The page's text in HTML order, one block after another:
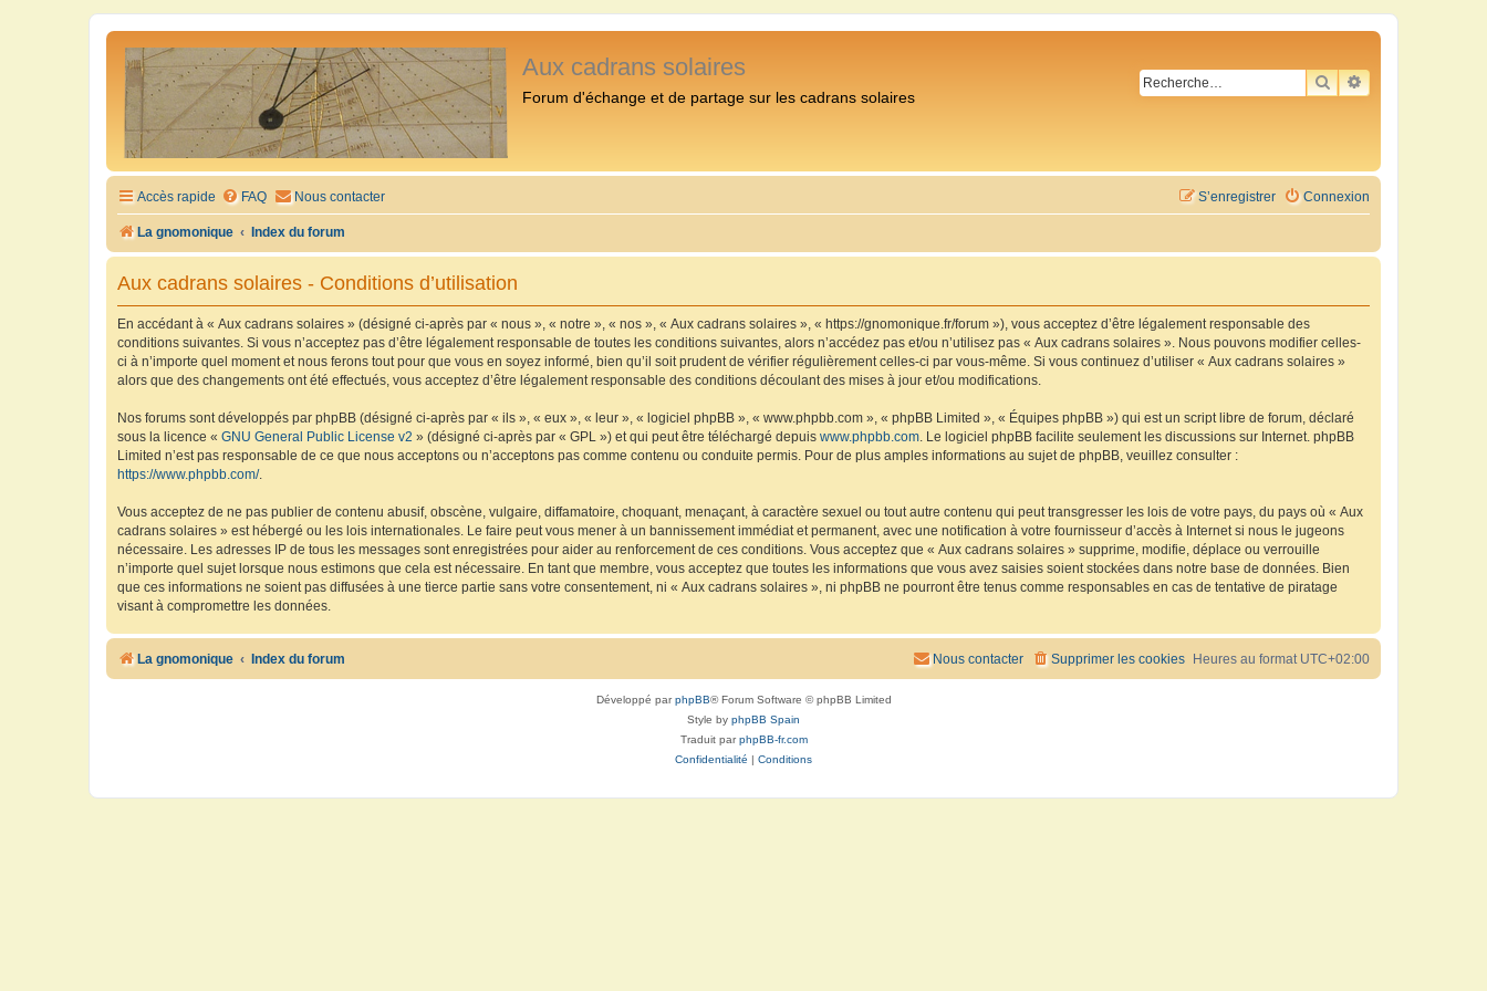
Aux cadrans solaires
Forum d'échange et de partage sur les cadrans solaires
RECHERCHER
RECHERCHE
Accès rapide FAQ Nous contacter Connexion
S’enregistrer
La gnomonique Index du forum
Aux cadrans solaires - Conditions d’utilisation
En accédant à « Aux cadrans solaires » (désigné ci-après par « nous », « notre », « nos », « Aux cadrans solaires », « https://gnomonique.fr/forum »), vous acceptez d’être légalement responsable des
conditions suivantes. Si vous n’acceptez pas d’être légalement responsable de toutes les conditions suivantes, alors n’accédez pas et/ou n’utilisez pas « Aux cadrans solaires ». Nous pouvons modifier celles-
ci à n’importe quel moment et nous ferons tout pour que vous en soyez informé, bien qu’il soit prudent de vérifier régulièrement celles-ci par vous-même. Si vous continuez d’utiliser « Aux cadrans solaires »
alors que des changements ont été effectués, vous acceptez d’être légalement responsable des conditions découlant des mises à jour et/ou modifications.
Nos forums sont développés par phpBB (désigné ci-après par « ils », « eux », « leur », « logiciel phpBB », « www.phpbb.com », « phpBB Limited », « Équipes phpBB ») qui est un script libre de forum, déclaré
sous la licence « GNU General Public License v2 » (désigné ci-après par « GPL ») et qui peut être téléchargé depuis www.phpbb.com. Le logiciel phpBB facilite seulement les discussions sur Internet. phpBB
Limited n’est pas responsable de ce que nous acceptons ou n’acceptons pas comme contenu ou conduite permis. Pour de plus amples informations au sujet de phpBB, veuillez consulter :
https://www.phpbb.com/.
Vous acceptez de ne pas publier de contenu abusif, obscène, vulgaire, diffamatoire, choquant, menaçant, à caractère sexuel ou tout autre contenu qui peut transgresser les lois de votre pays, du pays où « Aux
cadrans solaires » est hébergé ou les lois internationales. Le faire peut vous mener à un bannissement immédiat et permanent, avec une notification à votre fournisseur d’accès à Internet si nous le jugeons
nécessaire. Les adresses IP de tous les messages sont enregistrées pour aider au renforcement de ces conditions. Vous acceptez que « Aux cadrans solaires » supprime, modifie, déplace ou verrouille
n’importe quel sujet lorsque nous estimons que cela est nécessaire. En tant que membre, vous acceptez que toutes les informations que vous avez saisies soient stockées dans notre base de données. Bien
que ces informations ne soient pas diffusées à une tierce partie sans votre consentement, ni « Aux cadrans solaires », ni phpBB ne pourront être tenus comme responsables en cas de tentative de piratage
visant à compromettre les données.
La gnomonique Index du forum Heures au format UTC+02:00
Supprimer les cookies
Nous contacter
Développé parphpBB® Forum Software © phpBB Limited
Style by phpBB Spain
Traduit parphpBB-fr.com
Confidentialité
Conditions